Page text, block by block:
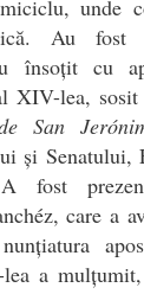
unde
Au fost
însoțit cu
XIV-lea,
San
și Senatului,
fost
care a
a